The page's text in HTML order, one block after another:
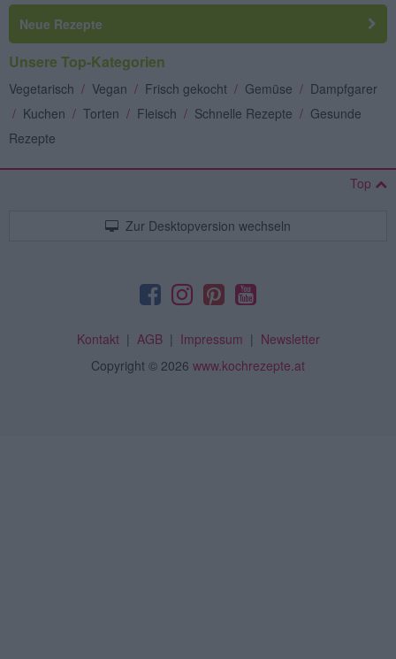
Neue Rezepte
Unsere Top-Kategorien
Vegetarisch / Vegan / Frisch gekocht / Gemüse / Dampfgarer
/ Kuchen / Torten / Fleisch / Schnelle Rezepte / Gesunde
Rezepte
Top
Zur Desktopversion wechseln
Kontakt| AGB| Impressum | Newsletter
Copyright © 2026 www.kochrezepte.at